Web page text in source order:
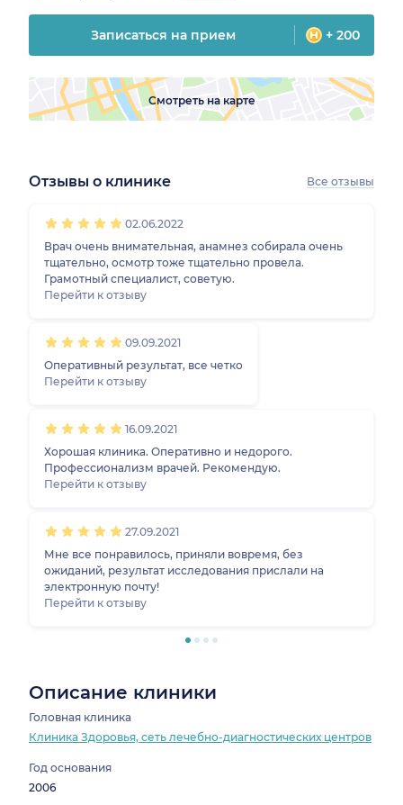
Записаться на прием + 200
Смотреть на карте
Отзывы о клинике Все отзывы
02.06.2022
Врач очень внимательная, анамнез собирала очень
тщательно, осмотр тоже тщательно провела.
Грамотный специалист, советую.
Перейти к отзыву
09.09.2021
Оперативный результат, все четко
Перейти к отзыву
16.09.2021
Хорошая клиника. Оперативно и недорого.
Профессионализм врачей. Рекомендую.
Перейти к отзыву
27.09.2021
Мне все понравилось, приняли вовремя, без
ожиданий, результат исследования прислали на
электронную почту!
Перейти к отзыву
Описание клиники
Головная клиника
Клиника Здоровья, сеть лечебно-диагностических центров
Год основания
2006